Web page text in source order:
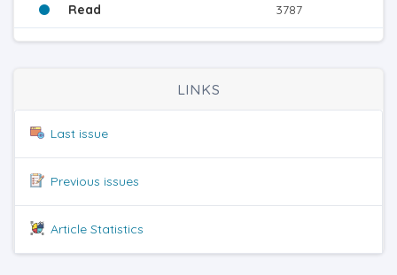
Read 3787
LINKS
Last issue
Previous issues
Article Statistics